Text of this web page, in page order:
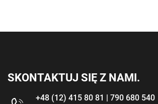
SKONTAKTUJ SIĘ Z NAMI.
+48 (12) 415 80 81 | 790 680 540